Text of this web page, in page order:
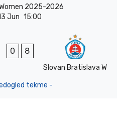
Women 2025-2026
Jun 15:00
0 8
Slovan Bratislava W
tekme -